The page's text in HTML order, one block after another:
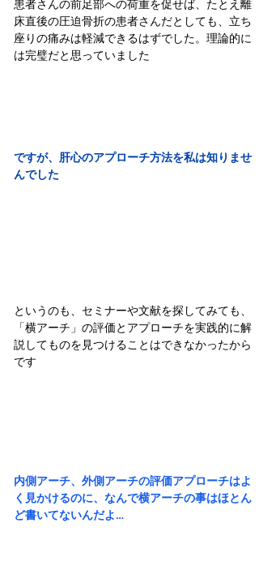
患者さんの前足部への荷重を促せば、たとえ離
床直後の圧迫骨折の患者さんだとしても、立ち
座りの痛みは軽減できるはずでした。理論的に
は完璧だと思っていました
ですが、肝心のアプローチ方法を私は知りませ
んでした
というのも、セミナーや文献を探してみても、
「横アーチ」の評価とアプローチを実践的に解
説してものを見つけることはできなかったから
です
内側アーチ、外側アーチの評価アプローチはよ
く見かけるのに、なんで横アーチの事はほとん
ど書いてないんだよ…